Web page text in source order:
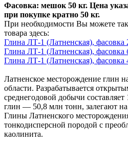
Фасовка: мешок 50 кг. Цена
при покупке кратно 50 кг.
При необходимости Вы можете
товара здесь:
Глина ЛТ-1 (Латненская), фасовка
Глина ЛТ-1 (Латненская), фасовка
Глина ЛТ-1 (Латненская), фасовка
Латненское месторождение глин
области. Разрабатывается
среднегодовой добычи
глин — 50,8 млн тонн, залегают
Глины Латненского
тонкодисперсной породой с
каолинита.